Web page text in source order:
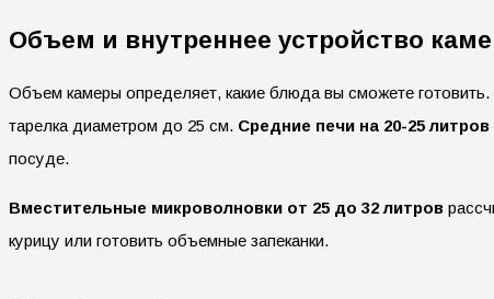
Объем и внутреннее устройство
Объем камеры определяет, какие блюда вы сможете готовить.
тарелка диаметром до 25 см. Средние печи на 20-25 литров
посуде.
Вместительные микроволновки от 25 до 32 литров
курицу или готовить объемные запеканки.